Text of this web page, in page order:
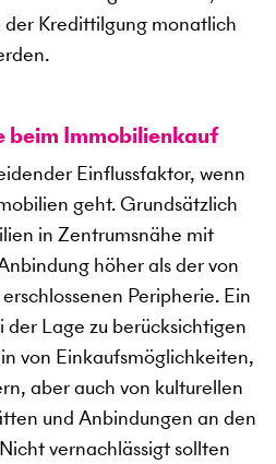
der Kredittilgung monatlich
beim Immobilienkauf
Einflussfaktor, wenn
geht. Grundsätzlich
in Zentrumsnähe mit
höher als der von
Peripherie. Ein
Lage zu berücksichtigen
von Einkaufsmöglichkeiten,
aber auch von kulturellen
und Anbindungen an den
vernachlässigt sollten